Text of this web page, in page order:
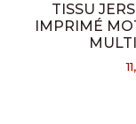
TISSU
IMPRIMÉ